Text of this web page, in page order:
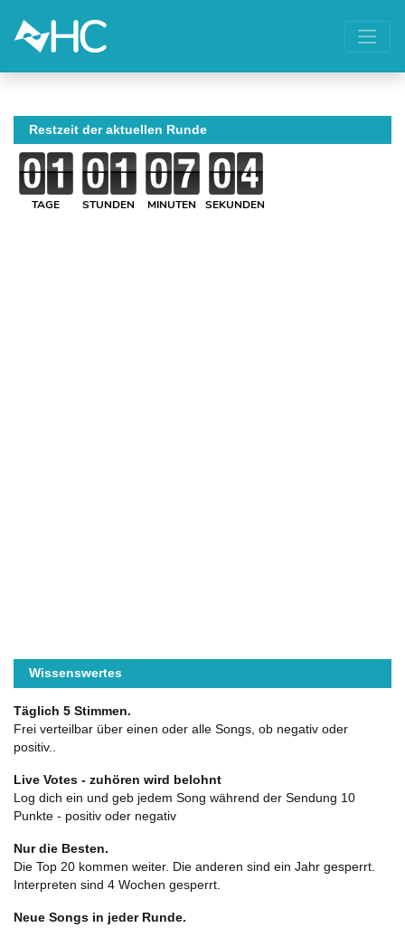
Restzeit der aktuellen Runde
TAGE STUNDEN MINUTEN SEKUNDEN
Wissenswertes
Täglich 5 Stimmen.
Frei verteilbar über einen oder alle Songs, ob negativ oder
positiv..
Live Votes - zuhören wird belohnt
Log dich ein und geb jedem Song während der Sendung 10
Punkte - positiv oder negativ
Nur die Besten.
Die Top 20 kommen weiter. Die anderen sind ein Jahr gesperrt.
Interpreten sind 4 Wochen gesperrt.
Neue Songs in jeder Runde.